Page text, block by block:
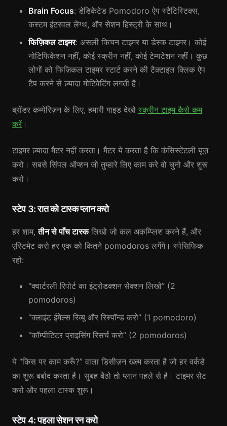
Brain Focus: डेडिकेटेड Pomodoro ऐप स्टैटिस्टिक्स,
कस्टम इंटरवल लेंग्थ, और सेशन हिस्ट्री के साथ।
फिज़िकल टाइमर: असली किचन टाइमर या डेस्क टाइमर। कोई
नोटिफिकेशन नहीं, कोई स्क्रीन नहीं, कोई टेम्पटेशन नहीं। कुछ
लोगों को फिज़िकल टाइमर स्टार्ट करने की टैक्टाइल क्लिक ऐप
टैप करने से ज़्यादा मोटिवेटिंग लगती है।
ब्रॉडर कम्पेरिज़न के लिए, हमारी गाइड देखो स्क्रीन टाइम कैसे कम
करें ।
टाइमर ज़्यादा मैटर नहीं करता। मैटर ये करता है कि कंसिस्टेंटली यूज़
करो। सबसे सिंपल ऑप्शन जो तुम्हारे लिए काम करे वो चुनो और शुरू
करो।
स्टेप 3: रात को टास्क प्लान करो
हर शाम,तीन से पाँच टास्कलिखो जो कल अकम्प्लिश करने हैं, और
एस्टिमेट करो हर एक को कितने pomodoros लगेंगे। स्पेसिफिक
रहो:
“क्वार्टरली रिपोर्ट का इंट्रोडक्शन सेक्शन लिखो” (2
pomodoros)
“क्लाइंट ईमेल्स रिव्यू और रिस्पॉन्ड करो” (1 pomodoro)
“कॉम्पीटिटर प्राइसिंग रिसर्च करो” (2 pomodoros)
ये “किस पर काम करूँ?” वाला डिसीज़न खत्म करता है जो हर वर्कडे
का शुरू बर्बाद करता है। सुबह बैठो तो प्लान पहले से है। टाइमर सेट
करो और पहला टास्क शुरू।
स्टेप 4: पहला सेशन रन करो